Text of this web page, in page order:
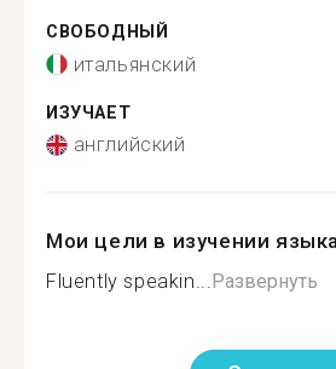
СВОБОДНЫЙ
итальянский
ИЗУЧАЕТ
английский
Мои цели в изучении
Fluently speakin...Развернуть